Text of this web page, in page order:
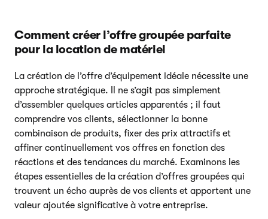
Comment créer l’offre groupée parfaite
pour la location de matériel
La création de l’offre d’équipement idéale nécessite une
approche stratégique. Il ne s’agit pas simplement
d’assembler quelques articles apparentés ; il faut
comprendre vos clients, sélectionner la bonne
combinaison de produits, fixer des prix attractifs et
affiner continuellement vos offres en fonction des
réactions et des tendances du marché. Examinons les
étapes essentielles de la création d’offres groupées qui
trouvent un écho auprès de vos clients et apportent une
valeur ajoutée significative à votre entreprise.